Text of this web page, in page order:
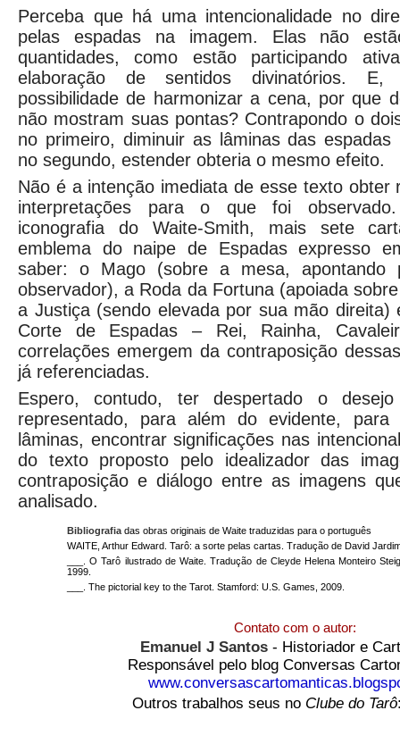
Perceba que há uma intencionalidade no
pelas espadas na imagem. Elas não
quantidades, como estão participando
elaboração de sentidos divinatórios.
possibilidade de harmonizar a cena, por que
não mostram suas pontas? Contrapondo o
no primeiro, diminuir as lâminas das espadas
no segundo, estender obteria o mesmo efeito.
Não é a intenção imediata de esse texto obter
interpretações para o que foi
iconografia do Waite-Smith, mais sete
emblema do naipe de Espadas expresso
saber: o Mago (sobre a mesa, apontando
observador), a Roda da Fortuna (apoiada
a Justiça (sendo elevada por sua mão direita)
Corte de Espadas – Rei, Rainha,
correlações emergem da contraposição
já referenciadas.
Espero, contudo, ter despertado o
representado, para além do evidente,
lâminas, encontrar significações nas
do texto proposto pelo idealizador das
contraposição e diálogo entre as imagens
analisado.
Bibliografia das obras originais de Waite traduzidas para o português
WAITE, Arthur Edward. Tarô: a sorte pelas cartas. Tradução de David
___. O Tarô ilustrado de Waite. Tradução de Cleyde Helena Monteiro
1999.
___. The pictorial key to the Tarot. Stamford: U.S. Games, 2009.
Contato com o autor:
Emanuel J Santos- Historiador e
Responsável pelo blog Conversas
Outros trabalhos seus no Clube do Tarô